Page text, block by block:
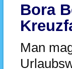
Bora
Man